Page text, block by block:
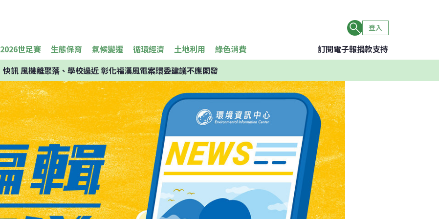
登入
2026世足賽 生態保育 氣候變遷 循環經濟 土地利用 綠色消費 訂閱電子報捐款支持
快訊風機離聚落、學校過近 彰化福漢風電案環委建議不應開發